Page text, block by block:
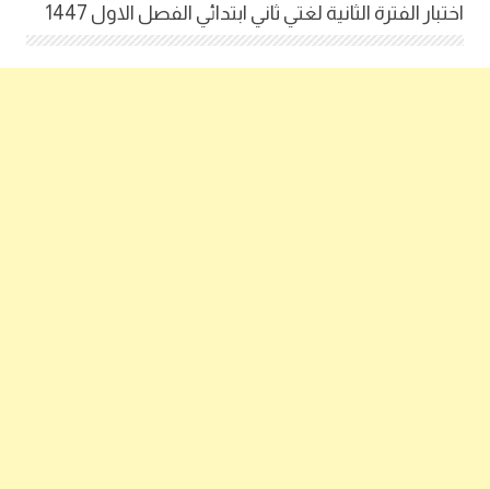
اختبار الفترة الثانية لغتي ثاني ابتدائي الفصل الاول 1447